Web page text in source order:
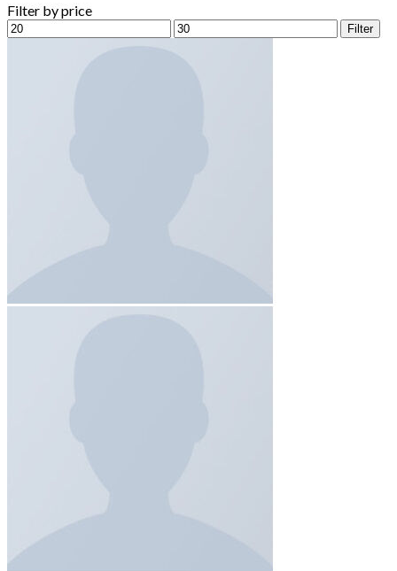
Filter by price
Min
price
Max
price
Filter